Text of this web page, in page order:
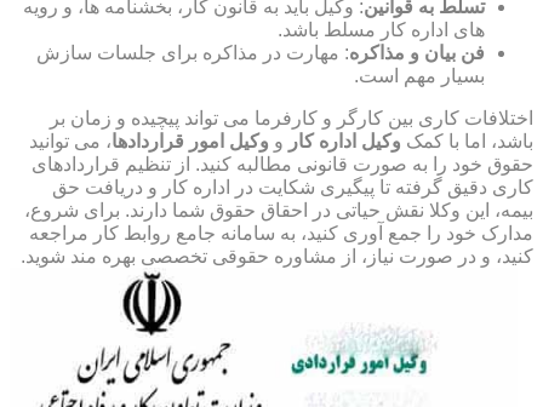
تسلط به قوانین: وکیل باید به قانون کار، بخشنامه ها، و رویه
های اداره کار مسلط باشد.
فن بیان و مذاکره: مهارت در مذاکره برای جلسات سازش
بسیار مهم است.
اختلافات کاری بین کارگر و کارفرما می تواند پیچیده و زمان بر
باشد، اما با کمک وکیل اداره کار و وکیل امور قراردادها، می توانید
حقوق خود را به صورت قانونی مطالبه کنید. از تنظیم قراردادهای
کاری دقیق گرفته تا پیگیری شکایت در اداره کار و دریافت حق
بیمه، این وکلا نقش حیاتی در احقاق حقوق شما دارند. برای شروع،
مدارک خود را جمع آوری کنید، به سامانه جامع روابط کار مراجعه
کنید، و در صورت نیاز، از مشاوره حقوقی تخصصی بهره مند شوید.